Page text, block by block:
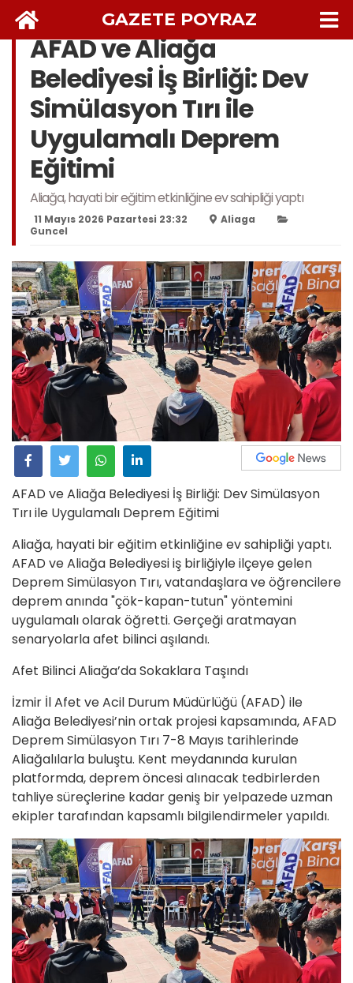
GAZETE POYRAZ
AFAD ve Aliağa
Belediyesi İş Birliği: Dev
Simülasyon Tırı ile
Uygulamalı Deprem
Eğitimi
Aliağa, hayati bir eğitim etkinliğine ev sahipliği yaptı
11 Mayıs 2026 Pazartesi 23:32
Aliaga
Guncel
AFAD ve Aliağa Belediyesi İş Birliği: Dev Simülasyon
Tırı ile Uygulamalı Deprem Eğitimi
Aliağa, hayati bir eğitim etkinliğine ev sahipliği yaptı.
AFAD ve Aliağa Belediyesi iş birliğiyle ilçeye gelen
Deprem Simülasyon Tırı, vatandaşlara ve öğrencilere
deprem anında "çök-kapan-tutun" yöntemini
uygulamalı olarak öğretti. Gerçeği aratmayan
senaryolarla afet bilinci aşılandı.
Afet Bilinci Aliağa’da Sokaklara Taşındı
İzmir İl Afet ve Acil Durum Müdürlüğü (AFAD) ile
Aliağa Belediyesi’nin ortak projesi kapsamında, AFAD
Deprem Simülasyon Tırı 7-8 Mayıs tarihlerinde
Aliağalılarla buluştu. Kent meydanında kurulan
platformda, deprem öncesi alınacak tedbirlerden
tahliye süreçlerine kadar geniş bir yelpazede uzman
ekipler tarafından kapsamlı bilgilendirmeler yapıldı.